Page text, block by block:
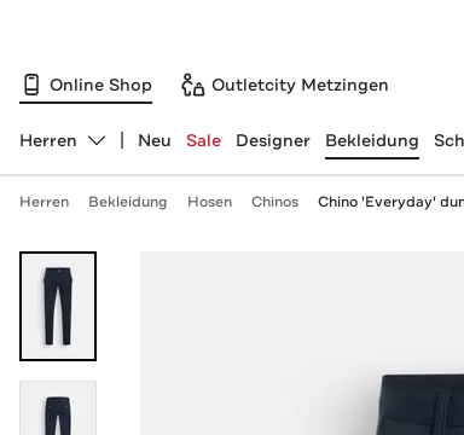
Online Shop Outletcity Metzingen
Abteilung ändern, ausgewählt:
Herren Neu Sale Designer Bekleidung
Herren Bekleidung Hosen Chinos Chino 'Everyday'